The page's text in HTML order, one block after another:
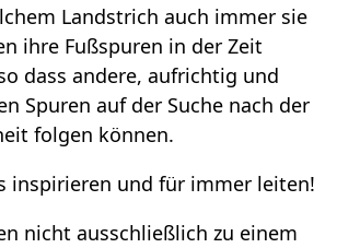
Landstrich auch immer sie
ihre Fußspuren in der Zeit
dass andere, aufrichtig und
Spuren auf der Suche nach der
folgen können.
inspirieren und für immer leiten!
nicht ausschließlich zu einem